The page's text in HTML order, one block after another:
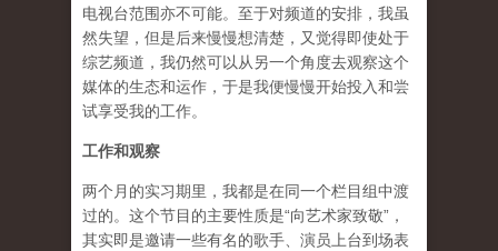
电视台范围亦不可能。至于对频道的安排，我虽
然失望，但是后来慢慢想清楚，又觉得即使处于
综艺频道，我仍然可以从另一个角度去观察这个
媒体的生态和运作，于是我便慢慢开始投入和尝
试享受我的工作。
工作和观察
两个月的实习期里，我都是在同一个栏目组中渡
过的。这个节目的主要性质是“向艺术家致敬”，
其实即是邀请一些有名的歌手、演员上台到场表